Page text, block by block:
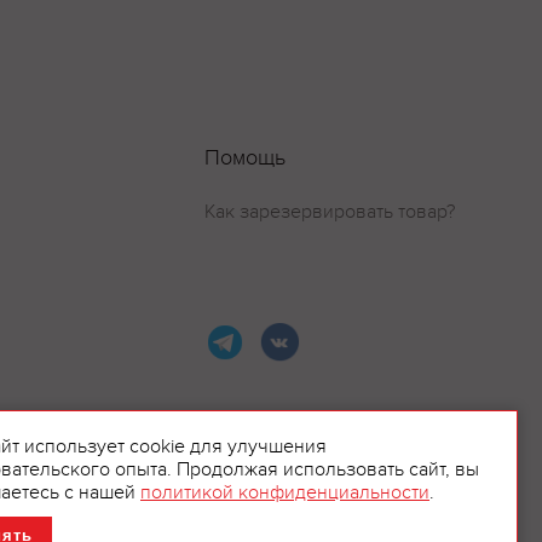
Помощь
Как зарезервировать товар?
использует cookie для улучшения
опыта. Продолжая использовать сайт, вы
с нашей политикой конфиденциальности.